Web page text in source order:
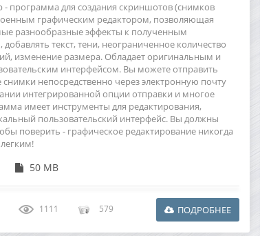
- программа для создания скриншотов (снимков
графическим редактором, позволяющая
разнообразные эффекты к полученным
текст, тени, неограниченное количество
изменение размера. Обладает оригинальным и
интерфейсом. Вы можете отправить
непосредственно через электронную почту
интегрированной опции отправки и многое
имеет инструменты для редактирования,
пользовательский интерфейс. Вы должны
поверить - графическое редактирование никогда
50 MB
1111 579 ПОДРОБНЕЕ